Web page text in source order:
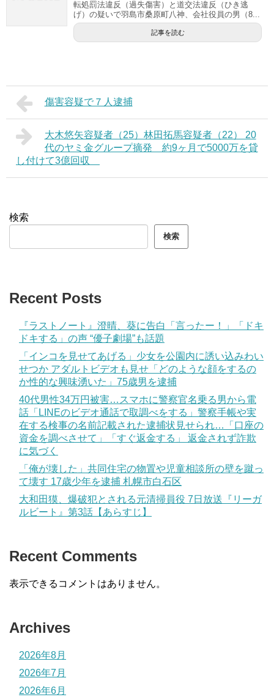
転処罰法違反（過失傷害）と道交法違反（ひき逃
げ）の疑いで羽島市桑原町八神、会社役員の男（8...
記事を読む
傷害容疑で７人逮捕
大木悠矢容疑者（25）林田拓馬容疑者（22） 20
代のヤミ金グループ摘発 約9ヶ月で5000万を貸
し付けて3億回収
検索
検索
Recent Posts
『ラストノート』澄晴、葵に告白「言ったー！」「ドキ
ドキする」の声 “優子劇場”も話題
「インコを見せてあげる」少女を公園内に誘い込みわい
せつか アダルトビデオも見せ「どのような顔をするの
か性的な興味湧いた」75歳男を逮捕
40代男性34万円被害…スマホに警察官名乗る男から電
話「LINEのビデオ通話で取調べをする」警察手帳や実
在する検事の名前記載された逮捕状見せられ…「口座の
資金を調べさせて」「すぐ返金する」 返金されず詐欺
に気づく
「俺が壊した」共同住宅の物置や児童相談所の壁を蹴っ
て壊す 17歳少年を逮捕 札幌市白石区
大和田獏、爆破犯とされる元清掃員役 7日放送『リーガ
ルビート』第3話【あらすじ】
Recent Comments
表示できるコメントはありません。
Archives
2026年8月
2026年7月
2026年6月